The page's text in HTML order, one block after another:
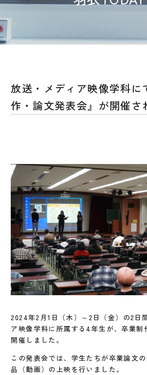
放送・メディア映像学科に
作・論文発表会』が開催さ
2024年2月1日（木）～2日（金）の2日
ア映像学科に所属する4年生が、卒業制
開催しました。
この発表会では、学生たちが卒業論文
品（動画）の上映を行いました。